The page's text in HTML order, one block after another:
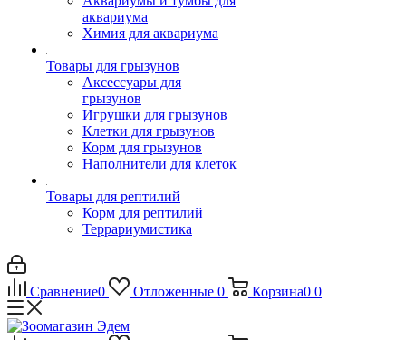
аквариума
Химия для аквариума
Товары для грызунов
Аксессуары для
грызунов
Игрушки для грызунов
Клетки для грызунов
Корм для грызунов
Наполнители для клеток
Товары для рептилий
Корм для рептилий
Террариумистика
Сравнение0 Отложенные 0 Корзина0 0